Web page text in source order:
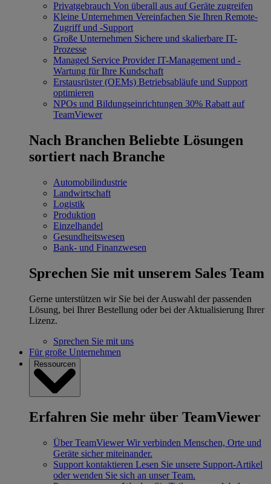
Privatgebrauch Von überall aus auf Geräte zugreifen
Kleine Unternehmen Vereinfachen Sie Ihren Remote-
Zugriff und -Support
Große Unternehmen Sichere und skalierbare IT-
Prozesse
Managed Service Provider IT-Management und -
Wartung für Ihre Kundschaft
Erstausrüster (OEMs) Betriebsabläufe und Support
optimieren
NPOs und Bildungseinrichtungen 30% Rabatt auf
TeamViewer
Nach Branchen Beliebte Lösungen
sortiert nach Branche
Automobilindustrie
Landwirtschaft
Logistik
Produktion
Einzelhandel
Gesundheitswesen
Bank- und Finanzwesen
Sprechen Sie mit unserem Sales Team
Gerne unterstützen wir Sie bei der Auswahl der passenden
Lösung, bei Ihrer Bestellung oder bei der Aktualisierung Ihrer
Lizenz.
Sprechen Sie mit uns
Für große Unternehmen
Ressourcen
Erfahren Sie mehr über TeamViewer
Über TeamViewer Wir verbinden Menschen, Orte und
Geräte sicher miteinander.
Support kontaktieren Lesen Sie unsere Support-Artikel
oder wenden Sie sich an unser Team.